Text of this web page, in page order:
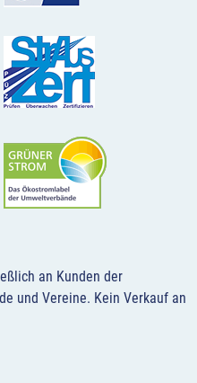
an Kunden der
und Vereine. Kein Verkauf an